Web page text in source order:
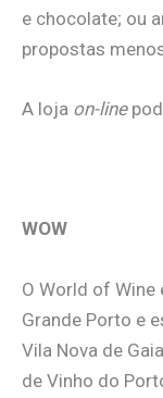
e chocolate; ou
propostas
A loja on-line
WOW
O World of
Grande Porto e
Vila Nova de
de Vinho do